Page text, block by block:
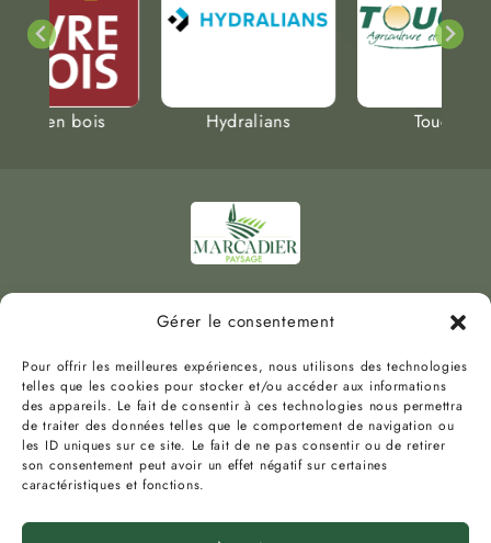
Gérer le consentement
Pour offrir les meilleures expériences, nous utilisons des technologies
telles que les cookies pour stocker et/ou accéder aux informations
des appareils. Le fait de consentir à ces technologies nous permettra
de traiter des données telles que le comportement de navigation ou
les ID uniques sur ce site. Le fait de ne pas consentir ou de retirer
son consentement peut avoir un effet négatif sur certaines
caractéristiques et fonctions.
Clôtures Arès
Vauguières le Haut
34130 Mauguio
tel :06 76 46 08 72